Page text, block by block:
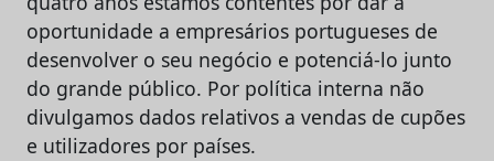
oportunidade a empresários portugueses de
desenvolver o seu negócio e potenciá-lo junto
do grande público. Por política interna não
divulgamos dados relativos a vendas de cupões
e utilizadores por países.